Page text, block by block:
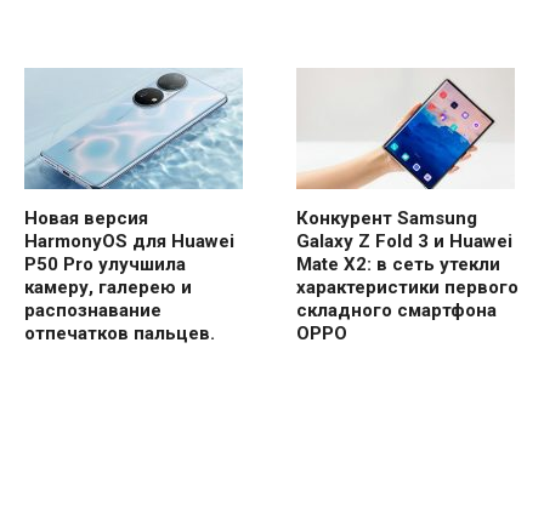
Новая версия
HarmonyOS для Huawei
P50 Pro улучшила
камеру, галерею и
распознавание
отпечатков пальцев.
Конкурент Samsung
Galaxy Z Fold 3 и Huawei
Mate X2: в сеть утекли
характеристики первого
складного смартфона
OPPO